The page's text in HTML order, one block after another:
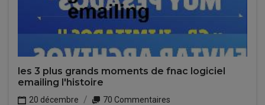
les 3 plus grands moments de fnac logiciel
emailing l'histoire
20 décembre
70 Commentaires